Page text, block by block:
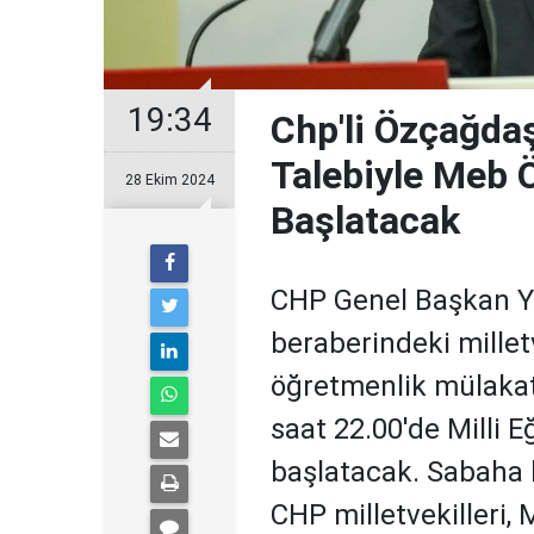
19:34
28 Ekim 2024
Chp'li
Talebiyle Meb
Başlatacak
CHP Genel Başkan
beraberindeki
öğretmenlik
saat 22.00'de Milli
başlatacak.
CHP milletvekilleri,